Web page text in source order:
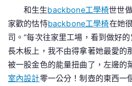
和生生backbone工學椅世世
家歡的怙恃backbone工學椅在她
司。“每次往家里工場，看到做好
長木板上，我不由得拿著她最愛的
被一股金色的能量扭曲了，左邊的
室內設計零一公分！制壺的東西一